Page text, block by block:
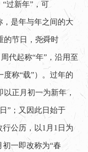
过新年”，可
，是年与年之间的大
的节日，尧舜时
代起称“年”，沿用至
称“载”）。过年的
正月初一为新年，
”；又因此日始于
行公历，以1月1日为
初一即改称为“春